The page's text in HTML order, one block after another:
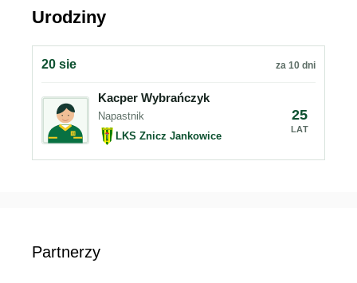
Urodziny
20 sie za 10 dni
Kacper Wybrańczyk
Napastnik
LKS Znicz Jankowice
25
LAT
Partnerzy